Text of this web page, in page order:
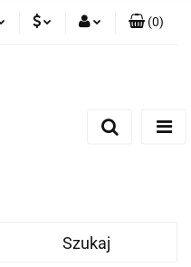
(0)
Szukaj